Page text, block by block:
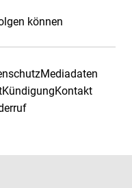
können
Mediadaten
KündigungKontakt